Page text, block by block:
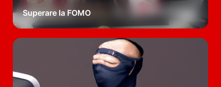
Superare la FOMO